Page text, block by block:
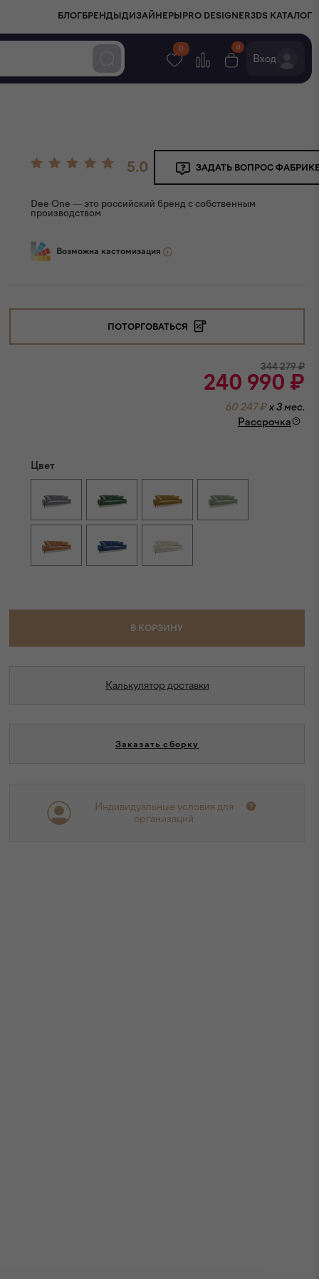
БЛОГ БРЕНДЫ ДИЗАЙНЕРЫ PRO DESIGNER3DS КАТАЛОГ
0 0
Вход
5.0 ЗАДАТЬ ВОПРОС
Dee One — это российский бренд с собственным
производством
Возможна кастомизация
ПОТОРГОВАТЬСЯ
344 279₽
240 990 ₽
60 247 ₽x 3 мес.
Рассрочка
Цвет
В КОРЗИНУ
Калькулятор доставки
Заказать сборку
Индивидуальные условия для
организаций